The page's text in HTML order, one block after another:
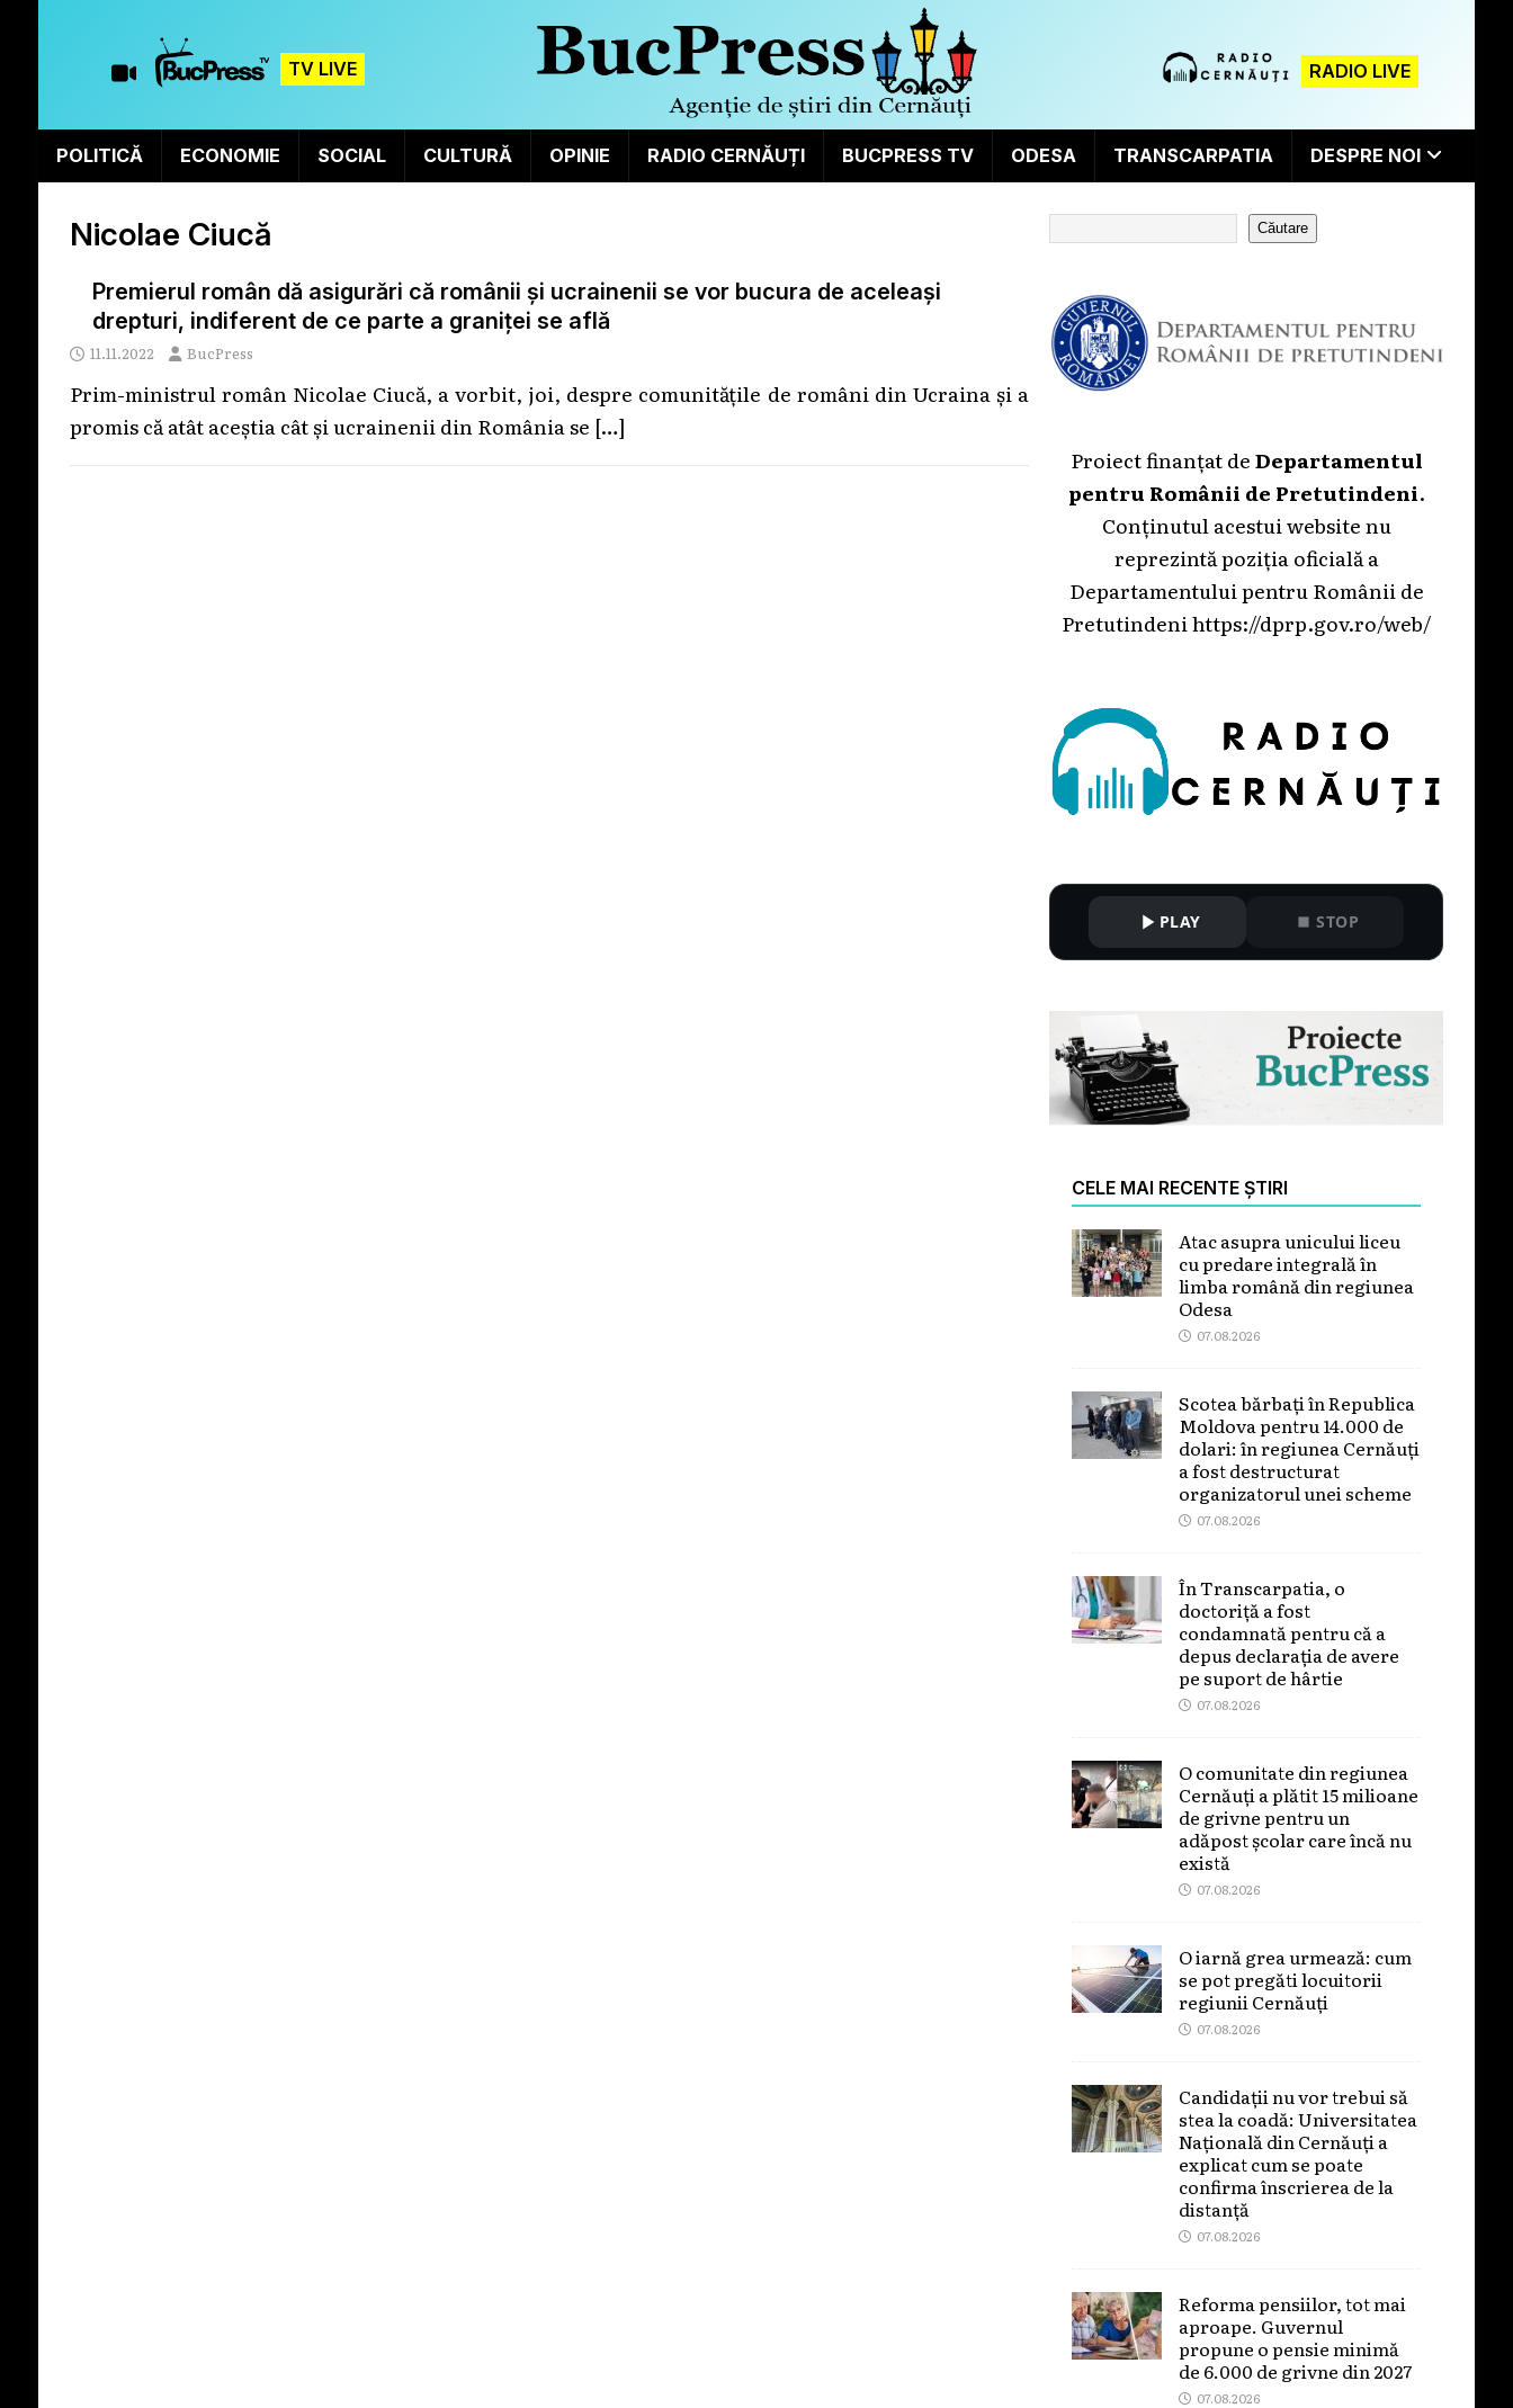
TV LIVE RADIO LIVE
POLITICĂ ECONOMIE SOCIAL CULTURĂ OPINIE RADIO CERNĂUȚI BUCPRESS TV ODESA TRANSCARPATIA DESPRE NOI
Nicolae Ciucă
Premierul român dă asigurări că românii și ucrainenii se vor bucura de aceleași
drepturi, indiferent de ce parte a graniței se află
11.11.2022 BucPress
Prim-ministrul român Nicolae Ciucă, a vorbit, joi, despre comunitățile de români din Ucraina și a
promis că atât aceștia cât și ucrainenii din România se […]
Căutare
Proiect finanțat deDepartamentul
pentru Românii de Pretutindeni.
Conținutul acestui website nu
reprezintă poziția oficială a
Departamentului pentru Românii de
Pretutindenihttps://dprp.gov.ro/web/
PLAY STOP
CELE MAI RECENTE ȘTIRI
Atac asupra unicului liceu
cu predare integrală în
limba română din regiunea
Odesa
07.08.2026
Scotea bărbați în Republica
Moldova pentru 14.000 de
dolari: în regiunea Cernăuți
a fost destructurat
organizatorul unei scheme
07.08.2026
În Transcarpatia, o
doctoriță a fost
condamnată pentru că a
depus declarația de avere
pe suport de hârtie
07.08.2026
O comunitate din regiunea
Cernăuți a plătit 15 milioane
de grivne pentru un
adăpost școlar care încă nu
există
07.08.2026
O iarnă grea urmează: cum
se pot pregăti locuitorii
regiunii Cernăuți
07.08.2026
Candidații nu vor trebui să
stea la coadă: Universitatea
Națională din Cernăuți a
explicat cum se poate
confirma înscrierea de la
distanță
07.08.2026
Reforma pensiilor, tot mai
aproape. Guvernul
propune o pensie minimă
de 6.000 de grivne din 2027
07.08.2026